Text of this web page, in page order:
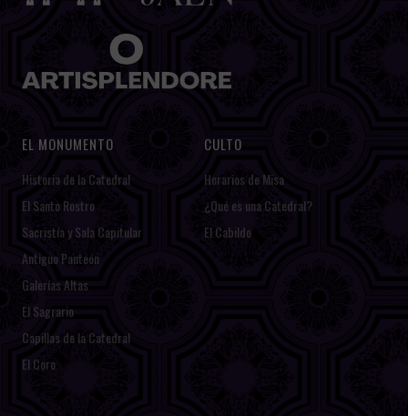
EL MONUMENTO
Historia de la Catedral
El Santo Rostro
Sacristía y Sala Capitular
Antiguo Panteón
Galerías Altas
El Sagrario
Capillas de la Catedral
El Coro
CULTO
Horarios de Misa
¿Qué es una Catedral?
El Cabildo